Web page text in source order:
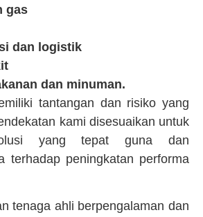
gas
dan logistik
dan minuman.
tantangan dan risiko yang
kami disesuaikan untuk
yang tepat guna dan
terhadap peningkatan performa
tenaga ahli berpengalaman dan